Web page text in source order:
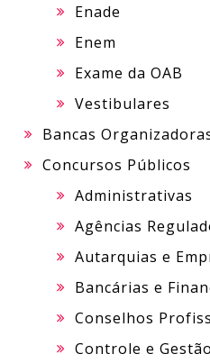
Enade
Enem
Exame da OAB
Vestibulares
Bancas
Concursos Públicos
Administrativas
Agências
Autarquias e
Bancárias e
Conselhos
Controle e Gestão